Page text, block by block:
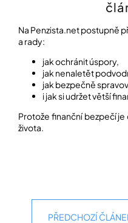
Na Penzista.net postupně
a rady:
jak ochránit úspory,
jak nenaletět
jak bezpečně
i jak si udržet větší
Protože finanční bezpečí
života.
PŘEDCHOZÍ